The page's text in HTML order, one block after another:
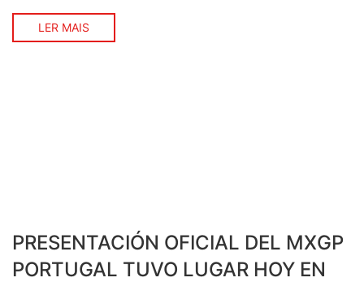
Reconocido como uno de los circuitos más
emblemáticos del campeonato, Águeda volverá a
LER MAIS
PRESENTACIÓN OFICIAL DEL MXGP
PORTUGAL TUVO LUGAR HOY EN